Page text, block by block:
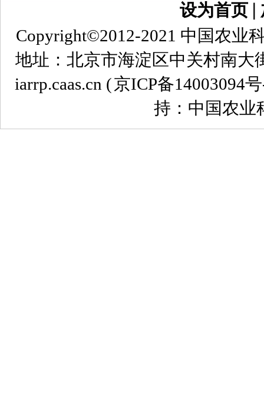
设为首页
Copyright©2012-2021 中国农业
地址：北京市海淀区中关村南大
iarrp.caas.cn (京ICP备14003094
持：中国农